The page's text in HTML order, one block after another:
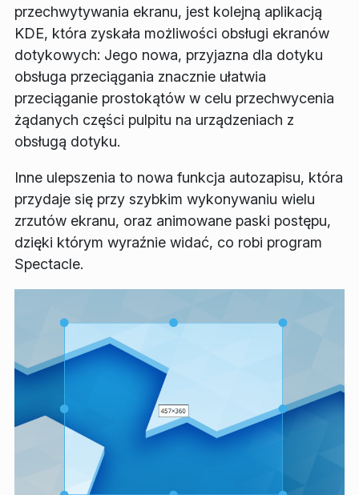
przechwytywania ekranu, jest kolejną aplikacją
KDE, która zyskała możliwości obsługi ekranów
dotykowych: Jego nowa, przyjazna dla dotyku
obsługa przeciągania znacznie ułatwia
przeciąganie prostokątów w celu przechwycenia
żądanych części pulpitu na urządzeniach z
obsługą dotyku.
Inne ulepszenia to nowa funkcja autozapisu, która
przydaje się przy szybkim wykonywaniu wielu
zrzutów ekranu, oraz animowane paski postępu,
dzięki którym wyraźnie widać, co robi program
Spectacle.